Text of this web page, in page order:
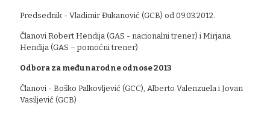
Predsednik - Vladimir Đukanović (GCB) od 09.03.2012.
Članovi Robert Hendija (GAS - nacionalni trener) i Mirjana
Hendija (GAS – pomoćni trener)
Odbora za međunarodne odnose 2013
Članovi - Boško Palkovljević (GCC), Alberto Valenzuela i Jovan
Vasiljević (GCB)